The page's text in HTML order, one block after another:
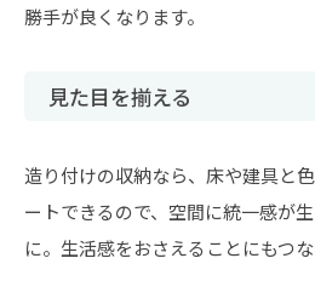
勝手が良くなります。
見た目を揃える
造り付けの収納なら、床や建具と
ートできるので、空間に統一感が
に。生活感をおさえることにもつな